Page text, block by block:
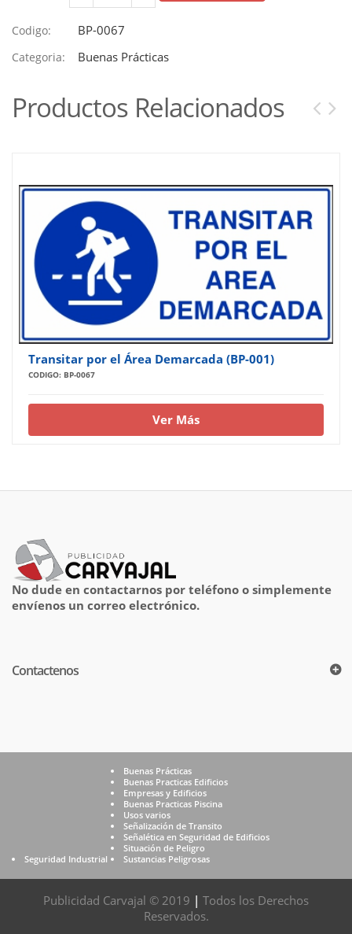
Codigo: BP-0067
Categoria: Buenas Prácticas
Productos Relacionados
Transitar por el Área Demarcada (BP-001)
CODIGO: BP-0067
Ver Más
No dude en contactarnos por teléfono o simplemente
envíenos un correo electrónico.
Contactenos
Seguridad Industrial
Buenas Prácticas
Buenas Practicas Edificios
Empresas y Edificios
Buenas Practicas Piscina
Usos varios
Señalización de Transito
Señalética en Seguridad de Edificios
Situación de Peligro
Sustancias Peligrosas
Publicidad Carvajal © 2019 | Todos los Derechos
Reservados.